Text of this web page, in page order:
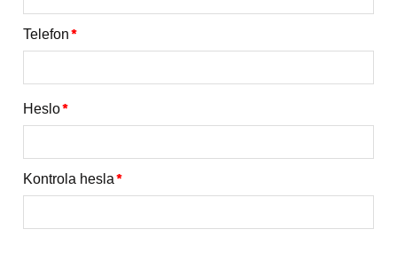
Telefon
Heslo
Kontrola hesla